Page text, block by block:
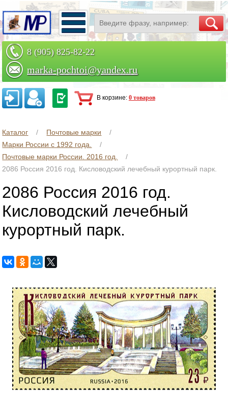
8 (905) 825-82-22
marka-pochtoi@yandex.ru
Заказать по телефону
В корзине: 0 товаров
Каталог
Почтовые марки
Марки России с 1992 года.
Почтовые марки России. 2016 год.
2086 Россия 2016 год. Кисловодский лечебный курортный парк.
2086 Россия 2016 год.
Кисловодский лечебный
курортный парк.